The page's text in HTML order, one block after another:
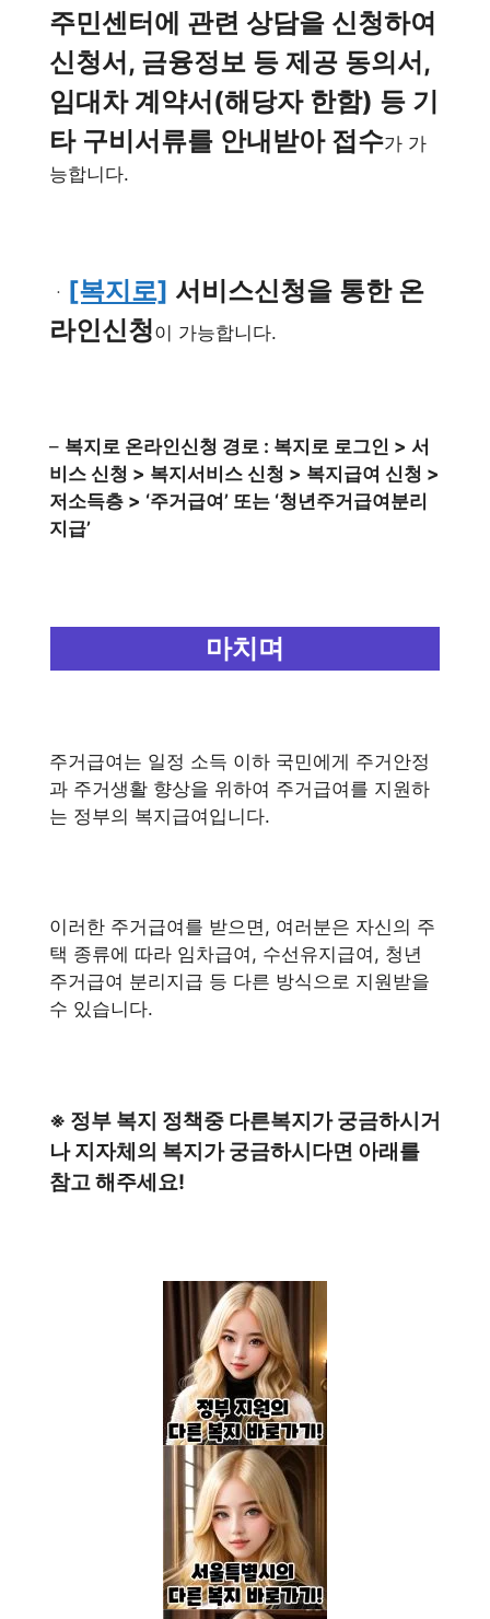
주민센터에 관련 상담을 신청하여
신청서, 금융정보 등 제공 동의서,
임대차 계약서(해당자 한함) 등 기
타 구비서류를 안내받아 접수가 가
능합니다.
ㆍ [복지로] 서비스신청을 통한 온
라인신청이 가능합니다.
– 복지로 온라인신청 경로 : 복지로 로그인 > 서
비스 신청 > 복지서비스 신청 > 복지급여 신청 >
저소득층 > ‘주거급여’ 또는 ‘청년주거급여분리
지급’
마치며
주거급여는 일정 소득 이하 국민에게 주거안정
과 주거생활 향상을 위하여 주거급여를 지원하
는 정부의 복지급여입니다.
이러한 주거급여를 받으면, 여러분은 자신의 주
택 종류에 따라 임차급여, 수선유지급여, 청년
주거급여 분리지급 등 다른 방식으로 지원받을
수 있습니다.
※ 정부 복지 정책중 다른복지가 궁금하시거
나 지자체의 복지가 궁금하시다면 아래를
참고 해주세요!